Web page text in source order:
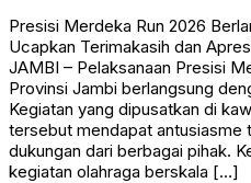
Presisi Merdeka Run 2026
Ucapkan Terimakasih dan
JAMBI – Pelaksanaan Presisi
Provinsi Jambi berlangsung
Kegiatan yang dipusatkan di
tersebut mendapat antusiasme
dukungan dari berbagai pihak.
kegiatan olahraga berskala […]